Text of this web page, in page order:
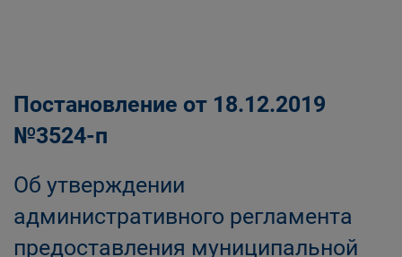
Постановление от 18.12.2019
№3524-п
Об утверждении
административного регламента
предоставления муниципальной